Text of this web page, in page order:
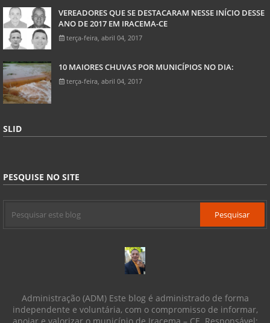
VEREADORES QUE SE DESTACARAM NESSE INÍCIO DESSE
ANO DE 2017 EM IRACEMA-CE
terça-feira, abril 04, 2017
10 MAIORES CHUVAS POR MUNICÍPIOS NO DIA:
terça-feira, abril 04, 2017
SLID
PESQUISE NO SITE
Administração (ADM) Este blog é administrado de forma
independente e voluntária, com o compromisso de informar,